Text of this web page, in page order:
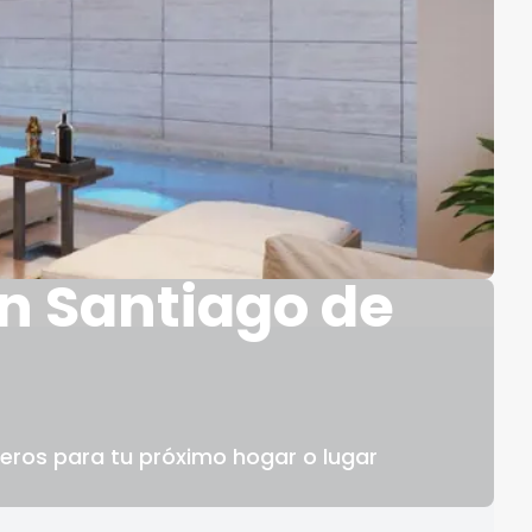
Santiago de
para tu próximo hogar o lugar